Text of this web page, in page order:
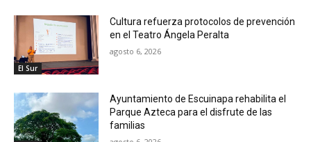
El Sur
Cultura refuerza protocolos de prevención
en el Teatro Ángela Peralta
agosto 6, 2026
Ayuntamiento de Escuinapa rehabilita el
Parque Azteca para el disfrute de las
familias